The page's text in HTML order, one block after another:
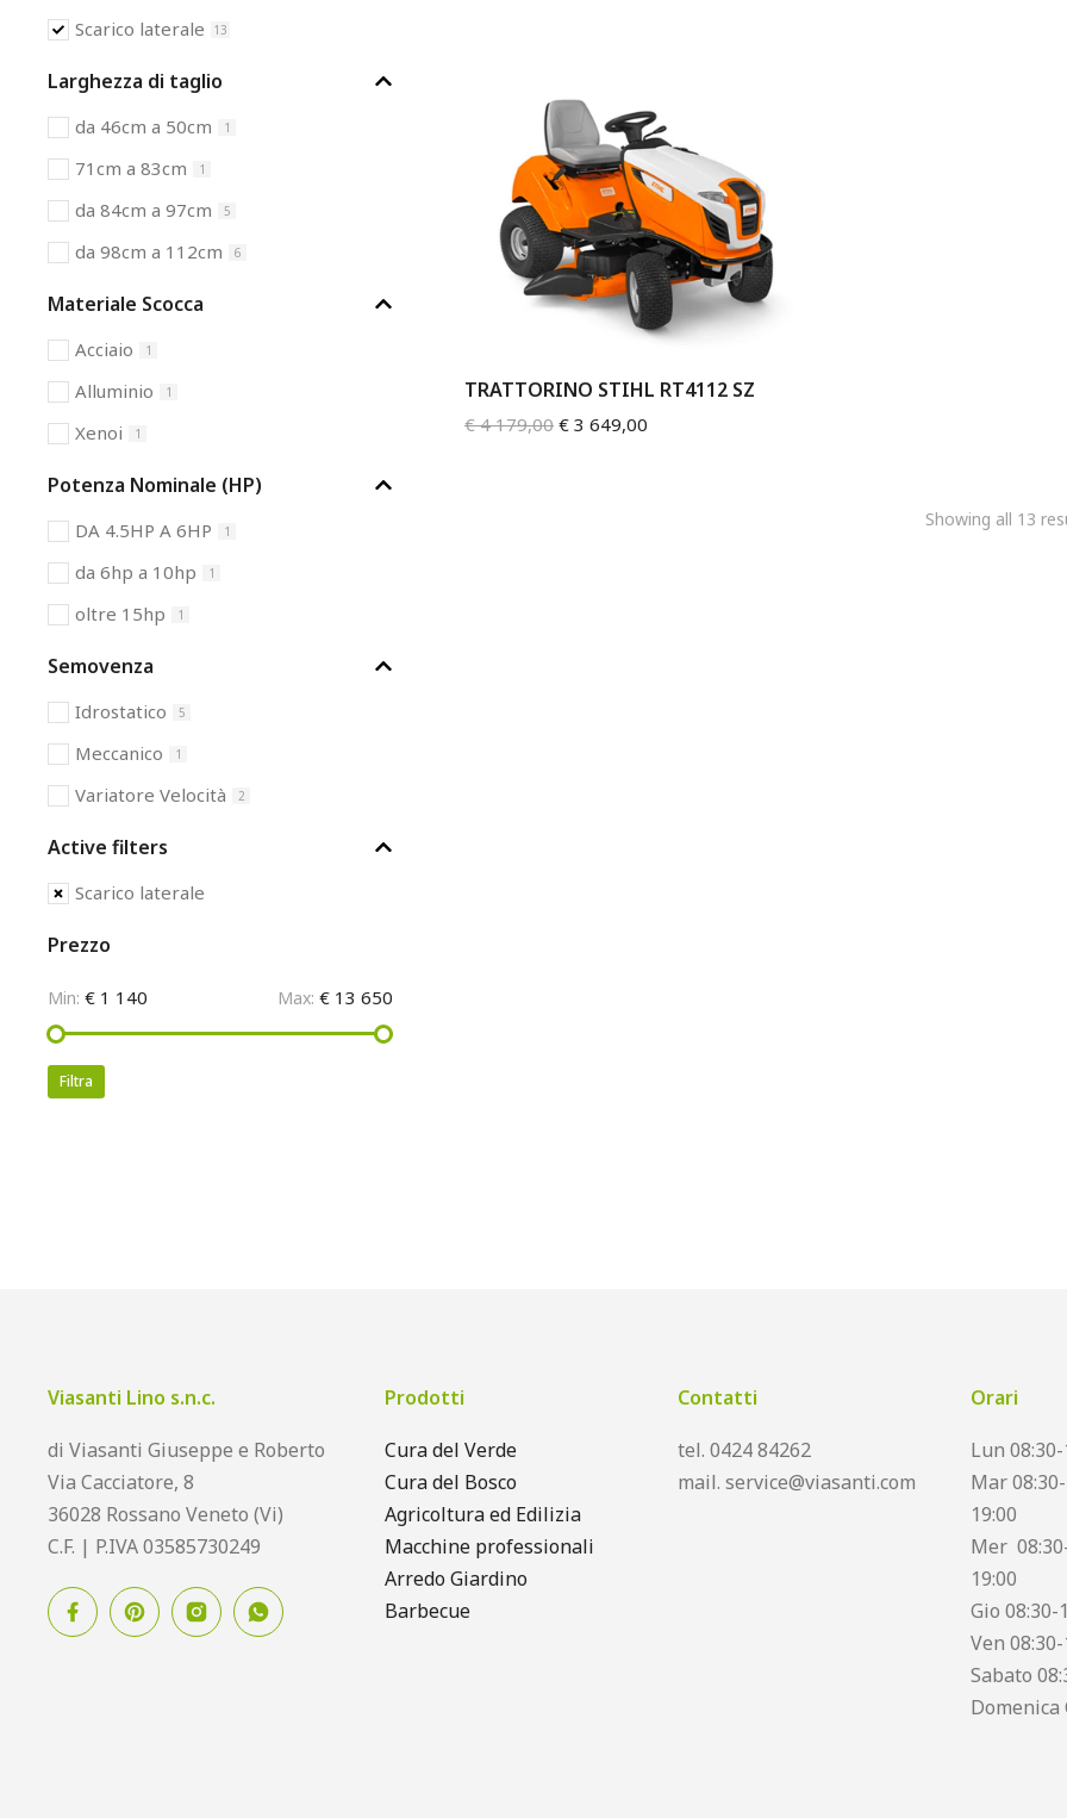
Scarico laterale 13
Larghezza di taglio
da 46cm a 50cm 1
71cm a 83cm 1
da 84cm a 97cm 5
da 98cm a 112cm 6
Materiale Scocca
Acciaio 1
Alluminio 1
Xenoi 1
Potenza Nominale (HP)
DA 4.5HP A 6HP 1
da 6hp a 10hp 1
oltre 15hp 1
Semovenza
Idrostatico 5
Meccanico 1
Variatore Velocità 2
Active filters
Scarico laterale
Prezzo
Min: € 1 140 Max: € 13 650
Filtra
TRATTORINO STIHL RT4112 SZ
€4 179,00 € 3 649,00
Showing all 13
Viasanti Lino s.n.c.
di Viasanti Giuseppe e Roberto
Via Cacciatore, 8
36028 Rossano Veneto (Vi)
C.F. | P.IVA 03585730249
Prodotti
Cura del Verde
Cura del Bosco
Agricoltura ed Edilizia
Macchine professionali
Arredo Giardino
Barbecue
Contatti
tel. 0424 84262
mail. service@viasanti.com
Orari
Lun
Mar
19:00
Mer
19:00
Gio 08:30-
Ven
Sabato
Domenica